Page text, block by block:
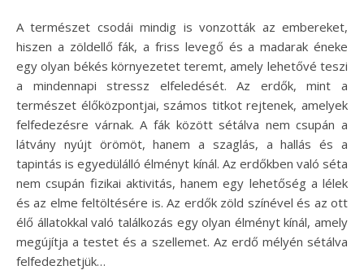
A természet csodái mindig is vonzották az embereket,
hiszen a zöldellő fák, a friss levegő és a madarak éneke
egy olyan békés környezetet teremt, amely lehetővé teszi
a mindennapi stressz elfeledését. Az erdők, mint a
természet élőközpontjai, számos titkot rejtenek, amelyek
felfedezésre várnak. A fák között sétálva nem csupán a
látvány nyújt örömöt, hanem a szaglás, a hallás és a
tapintás is egyedülálló élményt kínál. Az erdőkben való séta
nem csupán fizikai aktivitás, hanem egy lehetőség a lélek
és az elme feltöltésére is. Az erdők zöld színével és az ott
élő állatokkal való találkozás egy olyan élményt kínál, amely
megújítja a testet és a szellemet. Az erdő mélyén sétálva
felfedezhetjük…